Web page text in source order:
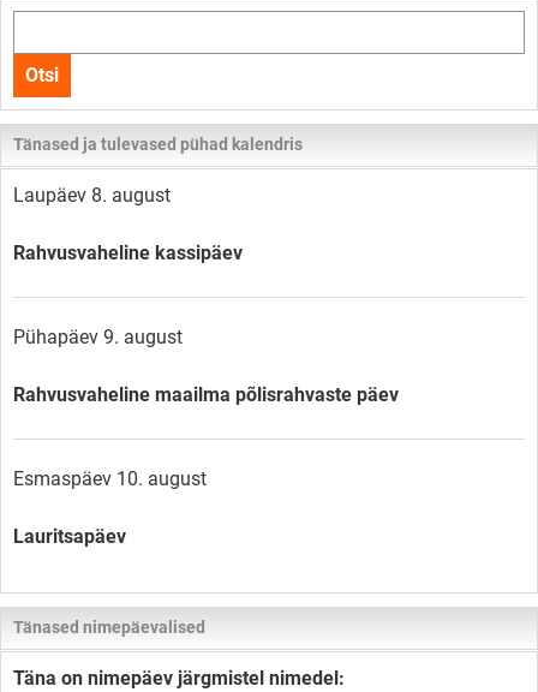
kogu
lehelt
Otsi
Tänased ja tulevased pühad kalendris
Laupäev 8. august
Rahvusvaheline kassipäev
Pühapäev 9. august
Rahvusvaheline maailma põlisrahvaste päev
Esmaspäev 10. august
Lauritsapäev
Tänased nimepäevalised
Täna on nimepäev järgmistel nimedel: